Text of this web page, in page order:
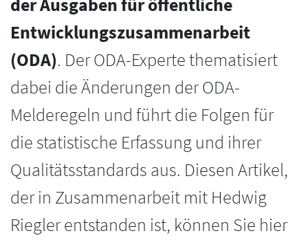
der Ausgaben für öffentliche
Entwicklungszusammenarbeit
(ODA). Der ODA-Experte thematisiert
dabei die Änderungen der ODA-
Melderegeln und führt die Folgen für
die statistische Erfassung und ihrer
Qualitätsstandards aus. Diesen Artikel,
der in Zusammenarbeit mit Hedwig
Riegler entstanden ist, können Sie hier